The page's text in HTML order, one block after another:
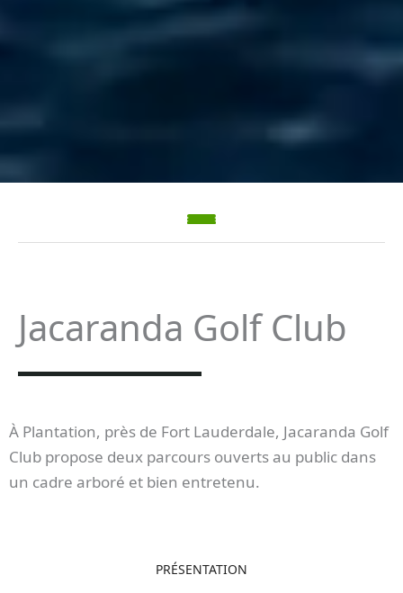
Jacaranda Golf Club
À Plantation, près de Fort Lauderdale, Jacaranda Golf
Club propose deux parcours ouverts au public dans
un cadre arboré et bien entretenu.
PRÉSENTATION